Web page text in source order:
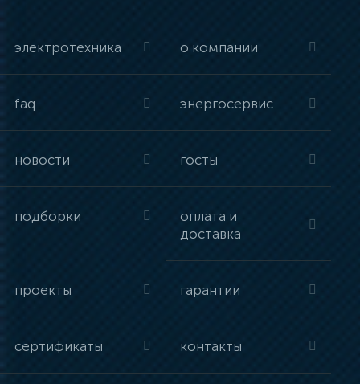
электротехника о компании
faq энергосервис
новости госты
подборки
оплата и
доставка
проекты гарантии
сертификаты контакты